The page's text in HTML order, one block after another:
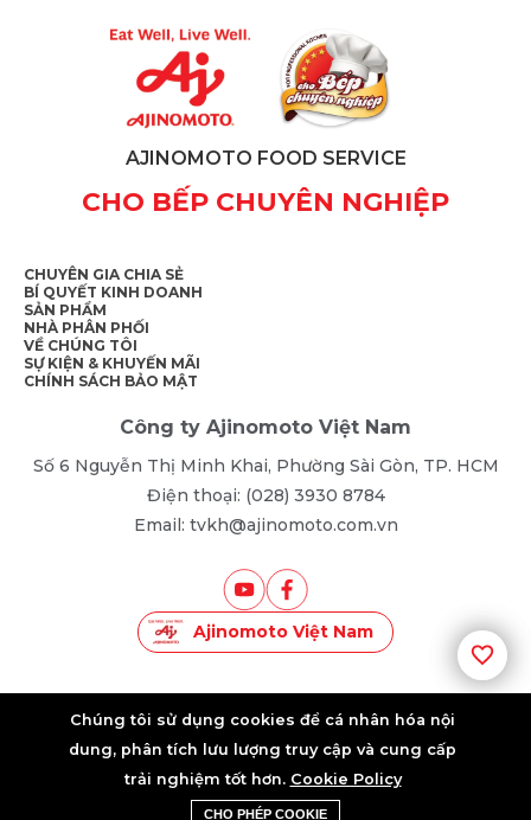
AJINOMOTO FOOD SERVICE
CHO BẾP CHUYÊN NGHIỆP
CHUYÊN GIA CHIA SẺ
BÍ QUYẾT KINH DOANH
SẢN PHẨM
NHÀ PHÂN PHỐI
VỀ CHÚNG TÔI
SỰ KIỆN & KHUYẾN MÃI
CHÍNH SÁCH BẢO MẬT
Công ty Ajinomoto Việt Nam
Số 6 Nguyễn Thị Minh Khai, Phường Sài Gòn, TP. HCM
Điện thoại: (028) 3930 8784
Email: tvkh@ajinomoto.com.vn
Ajinomoto Việt Nam
©2025 • AJINOMOTO VIETNAM • ALL RIGHTS RESERVED
Chúng tôi sử dụng cookies để cá nhân hóa nội
dung, phân tích lưu lượng truy cập và cung cấp
trải nghiệm tốt hơn. Cookie Policy
CHO PHÉP COOKIE